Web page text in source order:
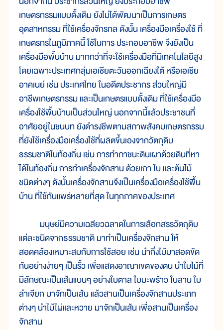
เกษตรกรรมแบบดั้งเดิม ยังไม่ได้พัฒนาเป็นการเกษตร
อุตสาหกรรม ที่ใช้เครื่องจักรกล ดังนั้น เครื่องมือเครื่องใช้ ที่
เกษตรกรในภูมิภาคนี้ ใช้ในการ ประกอบอาชีพ จึงยังเป็น
เครื่องมือพื้นบ้าน มากกว่าที่จะใช้เครื่องมือที่มีเทคโนโลยีสูง
โดยเฉพาะประเทศกลุ่มเอเชียตะวันออกเฉียงใต้ หรือเอเชีย
อาคเนย์ เช่น ประเทศไทย ในอดีตประชากร ส่วนใหญ่มี
อาชีพเกษตรกรรม และเป็นเกษตรแบบดั้งเดิม ที่ใช้เครื่องมือ
เครื่องใช้พื้นบ้านเป็นส่วนใหญ่ นอกจากนี้แล้วประชาชนที่
อาศัยอยู่ในชนบท ยังดำรงชีพตามสภาพสังคมเกษตรกรรม
ที่ยังใช้เครื่องมือเครื่องใช้ที่ผลิตขึ้นเองจากวัตถุดิบ
ธรรมชาติในท้องถิ่น เช่น การทำภาชนะดินเผาด้วยดินที่หา
ได้ในท้องถิ่น การทำเครื่องจักสาน ด้วยเถา ใบ และต้นไม้
ชนิดต่างๆ ดังนั้นเครื่องจักสานจึงเป็นเครื่องมือเครื่องใช้พื้น
บ้าน ที่ใช้กันแพร่หลายที่สุด ในทุกภาคของประเทศ
มนุษย์มีความเฉลียวฉลาดในการเลือกสรรวัตถุดิบ
แต่ละชนิดจากธรรมชาติ มาทำเป็นเครื่องจักสาน ให้
สอดคล้องเหมาะสมกับการใช้สอย เช่น นำกิ่งไม้มาสอดขัด
กันอย่างง่ายๆ เป็นรั้ว เพื่อแสดงอาณาเขตของตน นำใบไม้ที่
มีลักษณะเป็นเส้นแบนๆ อย่างใบตาล ใบมะพร้าว ใบลาน ใบ
ลำเจียก มาจักเป็นเส้น แล้วสานเป็นเครื่องจักสานประเภท
ต่างๆ นำไม้ไผ่และหวาย มาจักเป็นเส้น เพื่อสานเป็นเครื่อง
จักสาน